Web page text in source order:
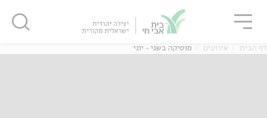
דף הבית אירועים מוסיקה בשני - יוני
סגור